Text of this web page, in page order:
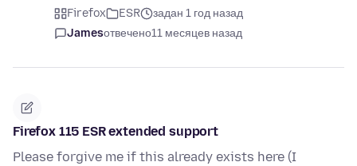
Firefox ESR
задан 1 год назад
Jamesотвечено11 месяцев назад
Firefox 115 ESR extended support
Please forgive me if this already exists here (I